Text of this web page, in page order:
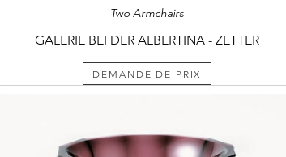
Two Armchairs
GALERIE BEI DER ALBERTINA - ZETTER
DEMANDE DE PRIX